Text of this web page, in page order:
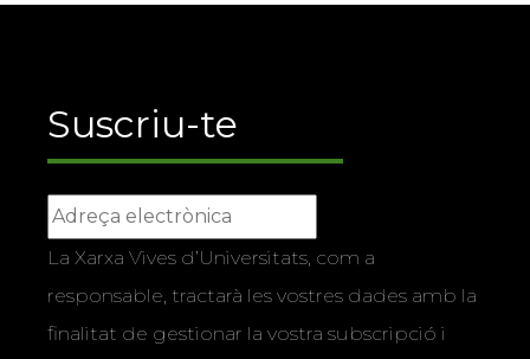
Suscriu-te
La Xarxa Vives d’Universitats, com a
responsable, tractarà les vostres dades amb la
finalitat de gestionar la vostra subscripció i